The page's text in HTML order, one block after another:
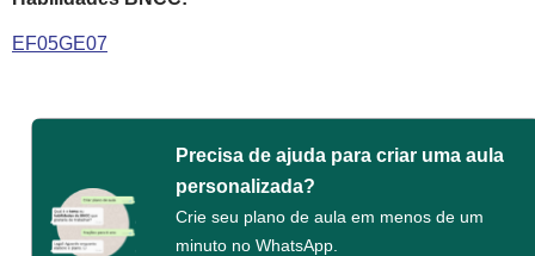
EF05GE07
Precisa de ajuda para criar uma aula
personalizada?
Crie seu plano de aula em menos de um
minuto no WhatsApp.